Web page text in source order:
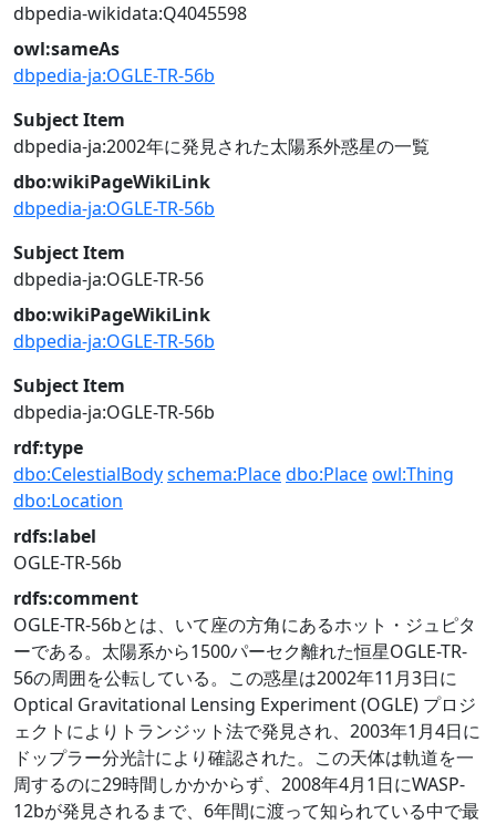
dbpedia-wikidata:Q4045598
owl:sameAs
dbpedia-ja:OGLE-TR-56b
Subject Item
dbpedia-ja:2002年に発見された太陽系外惑星の一覧
dbo:wikiPageWikiLink
dbpedia-ja:OGLE-TR-56b
Subject Item
dbpedia-ja:OGLE-TR-56
dbo:wikiPageWikiLink
dbpedia-ja:OGLE-TR-56b
Subject Item
dbpedia-ja:OGLE-TR-56b
rdf:type
dbo:CelestialBodyschema:Placedbo:Placeowl:Thing
dbo:Location
rdfs:label
OGLE-TR-56b
rdfs:comment
OGLE-TR-56bとは、いて座の方角にあるホット・ジュピタ
ーである。太陽系から1500パーセク離れた恒星OGLE-TR-
56の周囲を公転している。この惑星は2002年11月3日に
Optical Gravitational Lensing Experiment (OGLE) プロジ
ェクトによりトランジット法で発見され、2003年1月4日に
ドップラー分光計により確認された。この天体は軌道を一
周するのに29時間しかかからず、2008年4月1日にWASP-
12bが発見されるまで、6年間に渡って知られている中で最